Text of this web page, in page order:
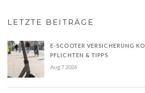
LETZTE BEITRÄGE
E-SCOOTER VERSICHERUNG
PFLICHTEN & TIPPS
Aug 7 2026